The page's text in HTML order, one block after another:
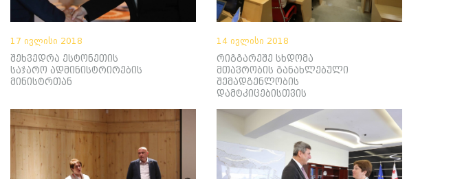
17 ივლისი 2018
შეხვედრა ესტონეთის
საჯარო ადმინისტრირების
მინისტრთან
14 ივლისი 2018
რიგგარეშე სხდომა
მთავრობის განახლებული
შემადგენლობის
დამტკიცებისთვის